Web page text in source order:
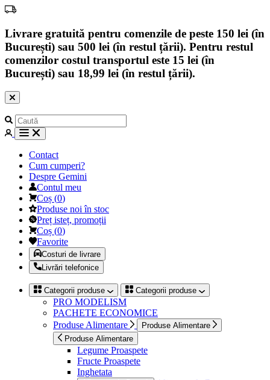
Livrare gratuită pentru comenzile de peste 150 lei (în
București) sau 500 lei (în restul țării). Pentru restul
comenzilor costul transportul este 15 lei (în
București) sau 18,99 lei (în restul țării).
Contact
Cum cumperi?
Despre Gemini
Contul meu
Coș (0)
Produse noi în stoc
Preț isteț, promoții
Coș (0)
Favorite
Costuri de livrare
Livrări telefonice
Categorii produse Categorii produse
PRO MODELISM
PACHETE ECONOMICE
Produse Alimentare
Produse Alimentare
Produse Alimentare
Legume Proaspete
Fructe Proaspete
Inghetata